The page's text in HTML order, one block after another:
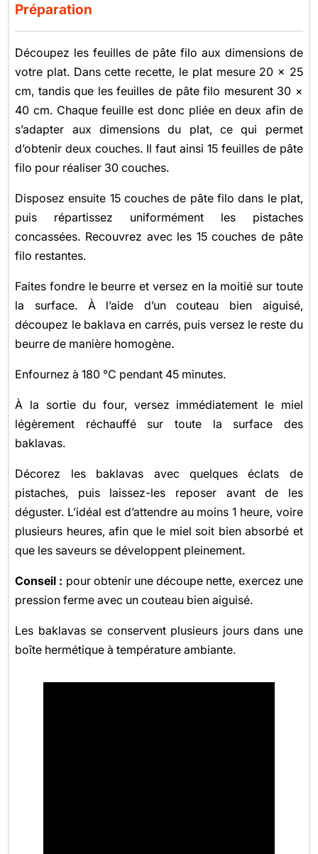
Préparation
Découpez les feuilles de pâte filo aux dimensions de
votre plat. Dans cette recette, le plat mesure 20 × 25
cm, tandis que les feuilles de pâte filo mesurent 30 ×
40 cm. Chaque feuille est donc pliée en deux afin de
s’adapter aux dimensions du plat, ce qui permet
d’obtenir deux couches. Il faut ainsi 15 feuilles de pâte
filo pour réaliser 30 couches.
Disposez ensuite 15 couches de pâte filo dans le plat,
puis répartissez uniformément les pistaches
concassées. Recouvrez avec les 15 couches de pâte
filo restantes.
Faites fondre le beurre et versez en la moitié sur toute
la surface. À l’aide d’un couteau bien aiguisé,
découpez le baklava en carrés, puis versez le reste du
beurre de manière homogène.
Enfournez à 180 °C pendant 45 minutes.
À la sortie du four, versez immédiatement le miel
légèrement réchauffé sur toute la surface des
baklavas.
Décorez les baklavas avec quelques éclats de
pistaches, puis laissez-les reposer avant de les
déguster. L’idéal est d’attendre au moins 1 heure, voire
plusieurs heures, afin que le miel soit bien absorbé et
que les saveurs se développent pleinement.
Conseil : pour obtenir une découpe nette, exercez une
pression ferme avec un couteau bien aiguisé.
Les baklavas se conservent plusieurs jours dans une
boîte hermétique à température ambiante.